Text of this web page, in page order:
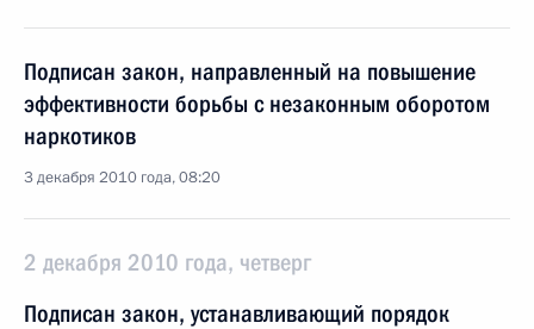
Подписан закон, направленный на повышение
эффективности борьбы с незаконным оборотом
наркотиков
3 декабря 2010 года, 08:20
2 декабря 2010 года, четверг
Подписан закон, устанавливающий порядок